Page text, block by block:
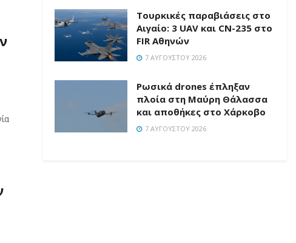
Τουρκικές παραβιάσεις στο
Αιγαίο: 3 UAV και CN-235 στο
FIR Αθηνών
7 ΑΥΓΟΎΣΤΟΥ 2026
Ρωσικά drones έπληξαν
πλοία στη Μαύρη Θάλασσα
και αποθήκες στο Χάρκοβο
7 ΑΥΓΟΎΣΤΟΥ 2026